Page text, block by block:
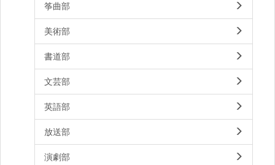
筝曲部
美術部
書道部
文芸部
英語部
放送部
演劇部